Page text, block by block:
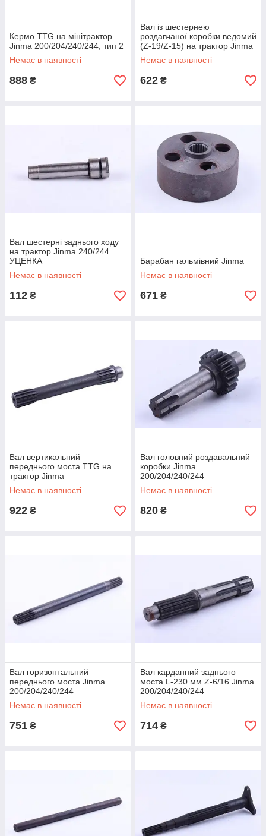
Кермо TTG на мінітрактор
Jinma 200/204/240/244, тип 2
Немає в наявності
888 ₴
Вал із шестернею
роздавчаної коробки ведомий
(Z-19/Z-15) на трактор Jinma
240/244 УЦЕНКА
Немає в наявності
622 ₴
Вал шестерні заднього ходу
на трактор Jinma 240/244
УЦЕНКА
Немає в наявності
112 ₴
Барабан гальмівний Jinma
Немає в наявності
671 ₴
Вал вертикальний
переднього моста TTG на
трактор Jinma
200/204/240/244
Немає в наявності
922 ₴
Вал головний роздавальний
коробки Jinma
200/204/240/244
Немає в наявності
820 ₴
Вал горизонтальний
переднього моста Jinma
200/204/240/244
Немає в наявності
751 ₴
Вал карданний заднього
моста L-230 мм Z-6/16 Jinma
200/204/240/244
Немає в наявності
714 ₴